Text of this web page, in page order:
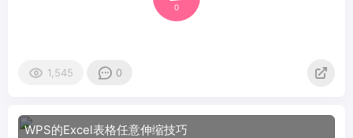
0
1,545 0
WPS的Excel表格任意伸缩技巧